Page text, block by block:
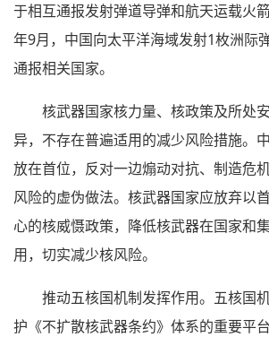
于相互通报发射弹道导弹和航天运载火
年9月，中国向太平洋海域发射1枚洲际
通报相关国家。
核武器国家核力量、核政策及所处
异，不存在普遍适用的减少风险措施。
放在首位，反对一边煽动对抗、制造危
风险的虚伪做法。核武器国家应放弃以
心的核威慑政策，降低核武器在国家和
用，切实减少核风险。
推动五核国机制发挥作用。五核国
护《不扩散核武器条约》体系的重要平